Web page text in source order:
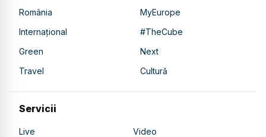
România
MyEurope
Internațional
#TheCube
Green
Next
Travel
Cultură
Servicii
Live Video